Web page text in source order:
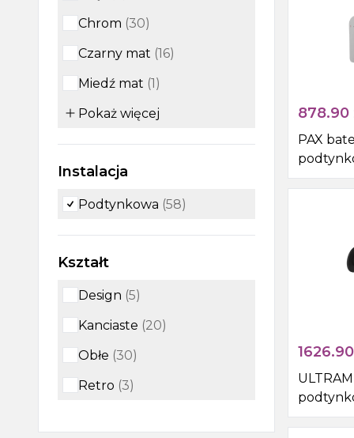
Chrom (30)
Czarny mat (16)
Miedź mat (1)
Pokaż więcej
Instalacja
Podtynkowa (58)
Kształt
Design (5)
Kanciaste (20)
Obłe (30)
Retro (3)
878.90
PAX
1626.90